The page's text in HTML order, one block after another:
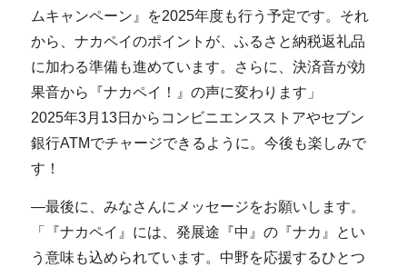
ムキャンペーン』を2025年度も行う予定です。それ
から、ナカペイのポイントが、ふるさと納税返礼品
に加わる準備も進めています。さらに、決済音が効
果音から『ナカペイ！』の声に変わります」
2025年3月13日からコンビニエンスストアやセブン
銀行ATMでチャージできるように。今後も楽しみで
す！
―最後に、みなさんにメッセージをお願いします。
「『ナカペイ』には、発展途『中』の『ナカ』とい
う意味も込められています。中野を応援するひとつ